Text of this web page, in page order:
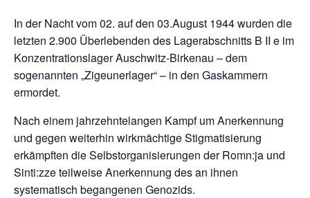
In der Nacht vom 02. auf den 03.August 1944 wurden die
letzten 2.900 Überlebenden des Lagerabschnitts B II e im
Konzentrationslager Auschwitz-Birkenau – dem
sogenannten „Zigeunerlager“ – in den Gaskammern
ermordet.
Nach einem jahrzehntelangen Kampf um Anerkennung
und gegen weiterhin wirkmächtige Stigmatisierung
erkämpften die Selbstorganisierungen der Romn:ja und
Sinti:zze teilweise Anerkennung des an ihnen
systematisch begangenen Genozids.